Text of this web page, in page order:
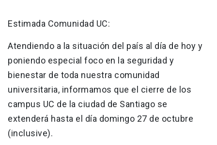
Estimada Comunidad UC:
Atendiendo a la situación del país al día de hoy y
poniendo especial foco en la seguridad y
bienestar de toda nuestra comunidad
universitaria, informamos que el cierre de los
campus UC de la ciudad de Santiago se
extenderá hasta el día domingo 27 de octubre
(inclusive).